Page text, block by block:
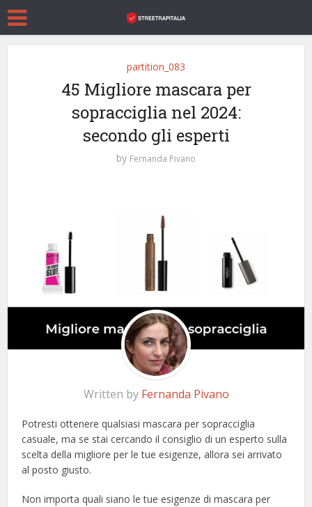
partition_083
45 Migliore mascara per
sopracciglia nel 2024:
secondo gli esperti
by Fernanda Pivano
Written by Fernanda Pivano
Potresti ottenere qualsiasi mascara per sopracciglia
casuale, ma se stai cercando il consiglio di un esperto sulla
scelta della migliore per le tue esigenze, allora sei arrivato
al posto giusto.
Non importa quali siano le tue esigenze di mascara per